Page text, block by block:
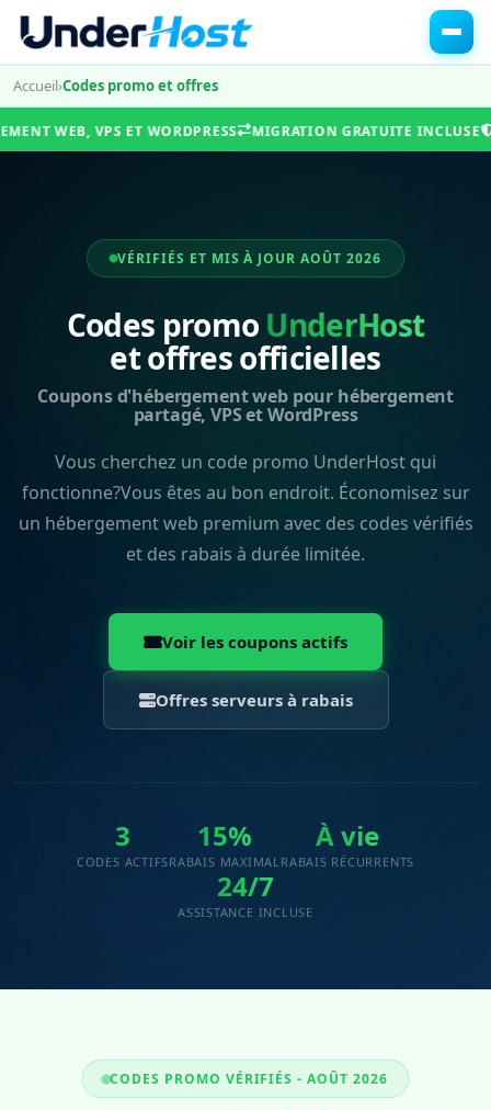
Accueil›Codes promo et offres
VPS ET WORDPRESS MIGRATION GRATUITE INCLUSE
VÉRIFIÉS ET MIS À JOUR AOÛT 2026
Codes promo UnderHost
et offres officielles
Coupons d'hébergement web pour hébergement
partagé, VPS et WordPress
Vous cherchez un code promo UnderHost qui
fonctionne?Vous êtes au bon endroit. Économisez sur
un hébergement web premium avec des codes vérifiés
et des rabais à durée limitée.
Voir les coupons actifs
Offres serveurs à rabais
3
CODES ACTIFS
15%
RABAIS MAXIMAL
À vie
RABAIS RÉCURRENTS
24/7
ASSISTANCE INCLUSE
CODES PROMO VÉRIFIÉS - AOÛT 2026